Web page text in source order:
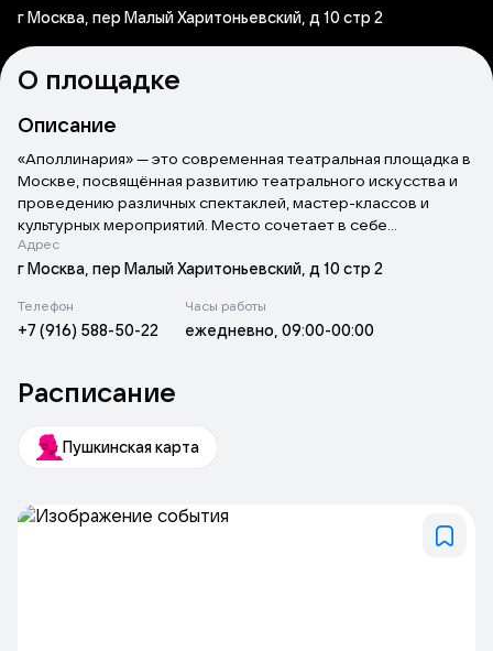
г Москва, пер Малый Харитоньевский, д 10 стр 2
О площадке
Описание
«Аполлинария» — это современная театральная площадка в
Москве, посвящённая развитию театрального искусства и
проведению различных спектаклей, мастер-классов и
культурных мероприятий. Место сочетает в себе
атмосферу уюта и профессионализм, предлагая гостям
уникальные постановки в современном формате.
Адрес
г Москва, пер Малый Харитоньевский, д 10 стр 2
Телефон
+7 (916) 588-50-22
Часы работы
ежедневно, 09:00-00:00
Расписание
Пушкинская карта